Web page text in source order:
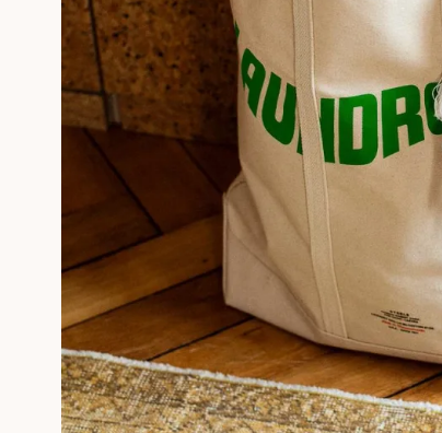
PHOTOGRAPHIES
SÉRIGRAPHIE GÉRALDINE ROUSSEL
SOUVENIRS ENCADRÉS
Professionnels
PLUS D'INFORMATIONS